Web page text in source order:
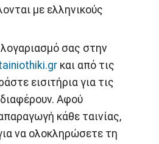
με ελληνικούς
σας στην
και από τις
εισιτήρια για τις
Αφού
κάθε ταινίας,
να ολοκληρώσετε τη